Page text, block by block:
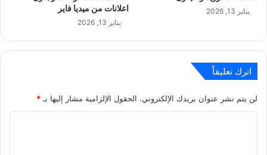
يناير 13, 2026
اعلانات من ميديا فاير
يناير 13, 2026
اترك تعليقاً
لن يتم نشر عنوان بريدك الإلكتروني. الحقول الإلزامية مشار إليها بـ *